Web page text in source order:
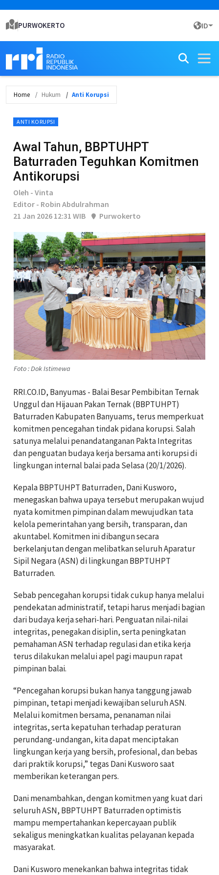
PURWOKERTO ID
Home Hukum Anti Korupsi
ANTI KORUPSI
Awal Tahun, BBPTUHPT
Baturraden Teguhkan Komitmen
Antikorupsi
Oleh - Vinta
Editor - Robin Abdulrahman
21 Jan 2026 12:31 WIB
Purwokerto
Foto : Dok Istimewa
RRI.CO.ID, Banyumas - Balai Besar Pembibitan Ternak
Unggul dan Hijauan Pakan Ternak (BBPTUHPT)
Baturraden Kabupaten Banyuams, terus memperkuat
komitmen pencegahan tindak pidana korupsi. Salah
satunya melalui penandatanganan Pakta Integritas
dan penguatan budaya kerja bersama anti korupsi di
lingkungan internal balai pada Selasa (20/1/2026).
Kepala BBPTUHPT Baturraden, Dani Kusworo,
menegaskan bahwa upaya tersebut merupakan wujud
nyata komitmen pimpinan dalam mewujudkan tata
kelola pemerintahan yang bersih, transparan, dan
akuntabel. Komitmen ini dibangun secara
berkelanjutan dengan melibatkan seluruh Aparatur
Sipil Negara (ASN) di lingkungan BBPTUHPT
Baturraden.
Sebab pencegahan korupsi tidak cukup hanya melalui
pendekatan administratif, tetapi harus menjadi bagian
dari budaya kerja sehari-hari. Penguatan nilai-nilai
integritas, penegakan disiplin, serta peningkatan
pemahaman ASN terhadap regulasi dan etika kerja
terus dilakukan melalui apel pagi maupun rapat
pimpinan balai.
“Pencegahan korupsi bukan hanya tanggung jawab
pimpinan, tetapi menjadi kewajiban seluruh ASN.
Melalui komitmen bersama, penanaman nilai
integritas, serta kepatuhan terhadap peraturan
perundang-undangan, kita dapat menciptakan
lingkungan kerja yang bersih, profesional, dan bebas
dari praktik korupsi,” tegas Dani Kusworo saat
memberikan keterangan pers.
Dani menambahkan, dengan komitmen yang kuat dari
seluruh ASN, BBPTUHPT Baturraden optimistis
mampu mempertahankan kepercayaan publik
sekaligus meningkatkan kualitas pelayanan kepada
masyarakat.
Dani Kusworo menekankan bahwa integritas tidak